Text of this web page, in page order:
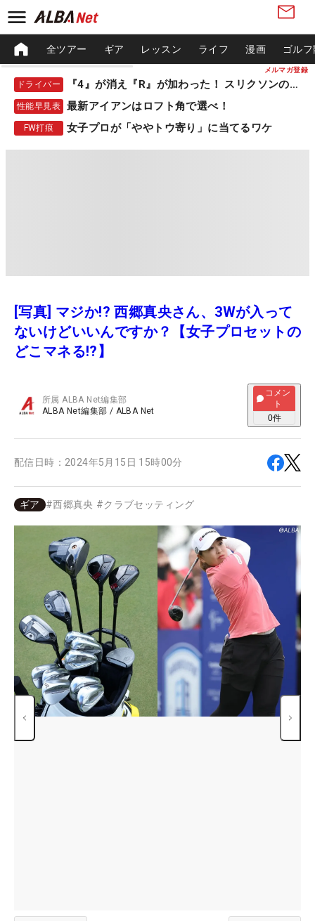
メルマガ登録
全ツアー ギア レッスン ライフ 漫画 ゴル
ドライバー 『4』が消え『R』が加わった！ スリクソンの新作
性能早見表 最新アイアンはロフト角で選べ！
FW打痕 女子プロが「ややトウ寄り」に当てるワケ
[写真] マジか!? 西郷真央さん、3Wが入って
ないけどいいんですか？【女子プロセットの
どこマネる!?】
所属ALBA Net編集部
ALBA Net編集部 / ALBA Net
コメン
ト
0件
配信日時： 2024年5月15日 15時00分
ギア #西郷真央 #クラブセッティング